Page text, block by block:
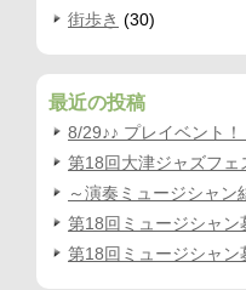
街歩き (30)
最近の投稿
8/29♪♪ プレイベント！
第18回大津ジャズフ
～演奏ミュージシャン
第18回ミュージシャン
第18回ミュージシャン